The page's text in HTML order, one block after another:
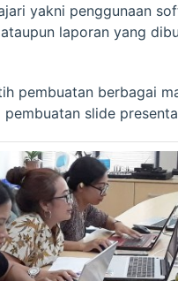
yakni penggunaan
laporan yang
pembuatan berbagai
slide